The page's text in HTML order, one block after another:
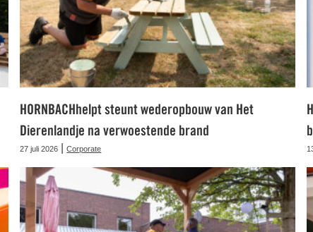
HORNBACHhelpt steunt wederopbouw van Het
Dierenlandje na verwoestende brand
27 juli 2026 |Corporate